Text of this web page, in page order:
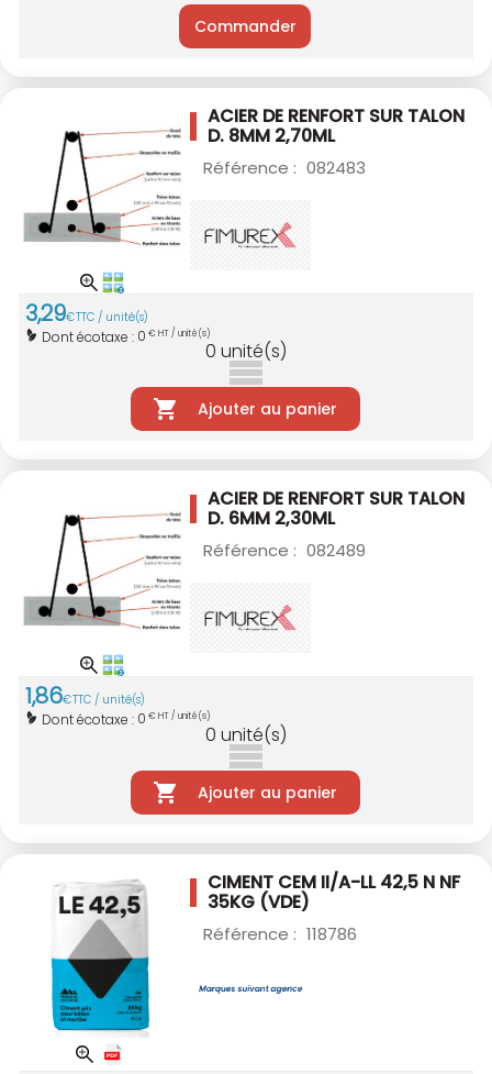
Commander
ACIER DE RENFORT SUR TALON
D. 8MM 2,70ML
Référence : 082483
3,29€TTC / unité(s)
Dont écotaxe : 0 € HT / unité(s)
0 unité(s)
Ajouter au panier
ACIER DE RENFORT SUR TALON
D. 6MM 2,30ML
Référence : 082489
1,86€TTC / unité(s)
Dont écotaxe : 0 € HT / unité(s)
0 unité(s)
Ajouter au panier
CIMENT CEM II/A-LL 42,5 N NF
35KG (VDE)
Référence : 118786